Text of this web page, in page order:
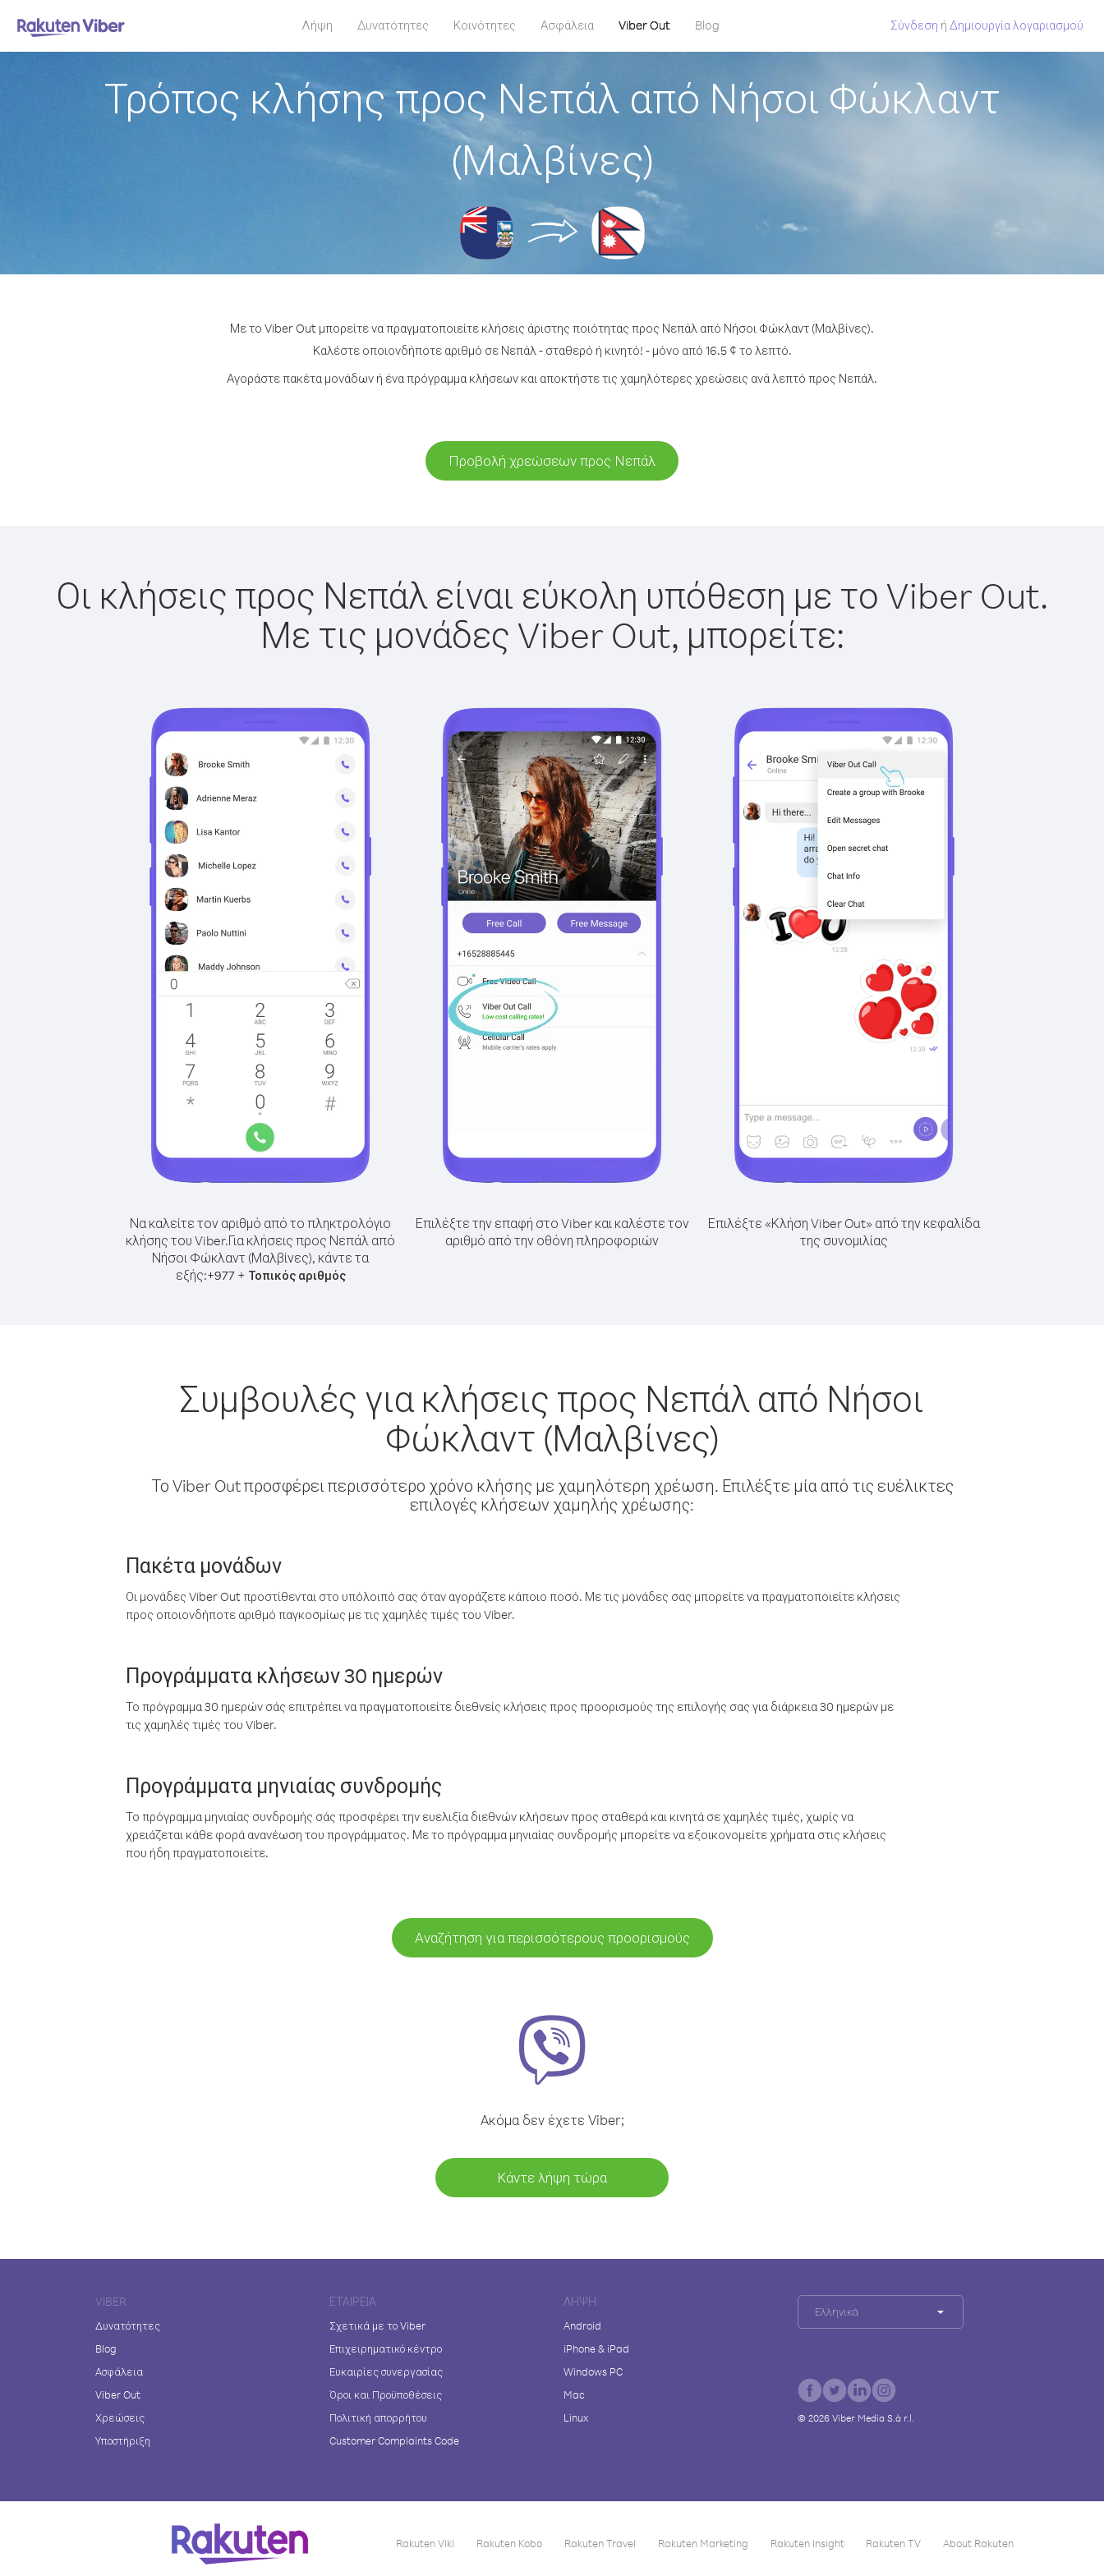
Λήψη Δυνατότητες Κοινότητες Ασφάλεια Viber Out Blog Σύνδεση ή Δημιουργία λογαριασμού
Τρόπος κλήσης προς Νεπάλ από Νήσοι Φώκλαντ
(Μαλβίνες)
Με το Viber Out μπορείτε να πραγματοποιείτε κλήσεις άριστης ποιότητας προς Νεπάλ από Νήσοι Φώκλαντ (Μαλβίνες).
Καλέστε οποιονδήποτε αριθμό σε Νεπάλ - σταθερό ή κινητό! - μόνο από 16.5 ¢ το λεπτό.
Αγοράστε πακέτα μονάδων ή ένα πρόγραμμα κλήσεων και αποκτήστε τις χαμηλότερες χρεώσεις ανά λεπτό προς Νεπάλ.
Προβολή χρεώσεων προς Νεπάλ
Οι κλήσεις προς Νεπάλ είναι εύκολη υπόθεση με το Viber Out.
Με τις μονάδες Viber Out, μπορείτε:
Να καλείτε τον αριθμό από το πληκτρολόγιο
κλήσης του Viber.Για κλήσεις προς Νεπάλ από
Νήσοι Φώκλαντ (Μαλβίνες), κάντε τα
εξής:+977+ Τοπικός αριθμός
Επιλέξτε την επαφή στο Viber και καλέστε τον
αριθμό από την οθόνη πληροφοριών
Επιλέξτε «Κλήση Viber Out» από την κεφαλίδα
της συνομιλίας
Συμβουλές για κλήσεις προς Νεπάλ από Νήσοι
Φώκλαντ (Μαλβίνες)
Το Viber Out προσφέρει περισσότερο χρόνο κλήσης με χαμηλότερη χρέωση. Επιλέξτε μία από τις ευέλικτες
επιλογές κλήσεων χαμηλής χρέωσης:
Πακέτα μονάδων
Οι μονάδες Viber Out προστίθενται στο υπόλοιπό σας όταν αγοράζετε κάποιο ποσό. Με τις μονάδες σας μπορείτε να πραγματοποιείτε κλήσεις
προς οποιονδήποτε αριθμό παγκοσμίως με τις χαμηλές τιμές του Viber.
Προγράμματα κλήσεων 30 ημερών
Το πρόγραμμα 30 ημερών σάς επιτρέπει να πραγματοποιείτε διεθνείς κλήσεις προς προορισμούς της επιλογής σας για διάρκεια 30 ημερών με
τις χαμηλές τιμές του Viber.
Προγράμματα μηνιαίας συνδρομής
Το πρόγραμμα μηνιαίας συνδρομής σάς προσφέρει την ευελιξία διεθνών κλήσεων προς σταθερά και κινητά σε χαμηλές τιμές, χωρίς να
χρειάζεται κάθε φορά ανανέωση του προγράμματος. Με το πρόγραμμα μηνιαίας συνδρομής μπορείτε να εξοικονομείτε χρήματα στις κλήσεις
που ήδη πραγματοποιείτε.
Αναζήτηση για περισσότερους προορισμούς
Ακόμα δεν έχετε Viber;
Κάντε λήψη τώρα
VIBER
Δυνατότητες
Blog
Ασφάλεια
Viber Out
Χρεώσεις
Υποστήριξη
ΕΤΑΙΡΕΊΑ
Σχετικά με το Viber
Επιχειρηματικό κέντρο
Ευκαιρίες συνεργασίας
Όροι και Προϋποθέσεις
Πολιτική απορρήτου
Customer Complaints Code
ΛΉΨΗ
Android
iPhone & iPad
Windows PC
Mac
Linux
Ελληνικά
© 2026 Viber Media S.à r.l.
Rakuten Viki Rakuten Kobo Rakuten Travel Rakuten Marketing Rakuten Insight Rakuten TV About Rakuten